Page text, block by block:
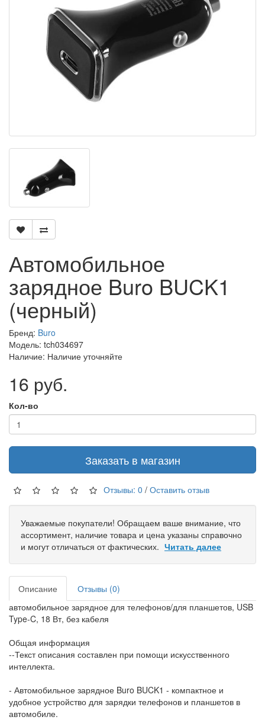
Автомобильное
зарядное Buro BUCK1
(черный)
Бренд: Buro
Модель: tch034697
Наличие: Наличие уточняйте
16 руб.
Кол-во
Заказать в магазин
Отзывы: 0 / Оставить отзыв
Уважаемые покупатели! Обращаем ваше внимание, что
ассортимент, наличие товара и цена указаны справочно
и могут отличаться от фактических. Читать далее
Описание
Отзывы (0)
автомобильное зарядное для телефонов/для планшетов, USB
Type-C, 18 Вт, без кабеля
Общая информация
--Текст описания составлен при помощи искусственного
интеллекта.
- Автомобильное зарядное Buro BUCK1 - компактное и
удобное устройство для зарядки телефонов и планшетов в
автомобиле.